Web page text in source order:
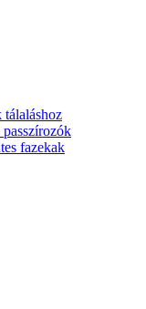
tálaláshoz
fazekak